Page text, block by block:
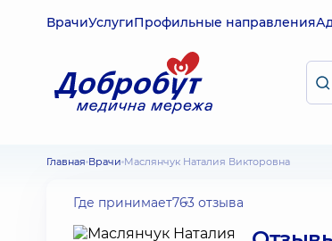
ВрачиУслугиПрофильные направления
Главная Врачи Маслянчук Наталия Викторовна
Где принимает763 отзыва